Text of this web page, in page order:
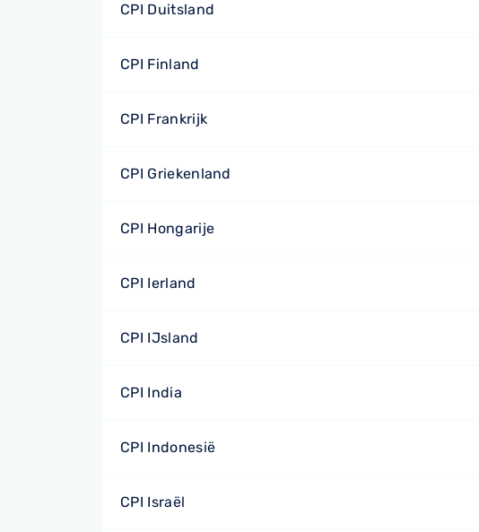
CPI Duitsland
CPI Finland
CPI Frankrijk
CPI Griekenland
CPI Hongarije
CPI Ierland
CPI IJsland
CPI India
CPI Indonesië
CPI Israël